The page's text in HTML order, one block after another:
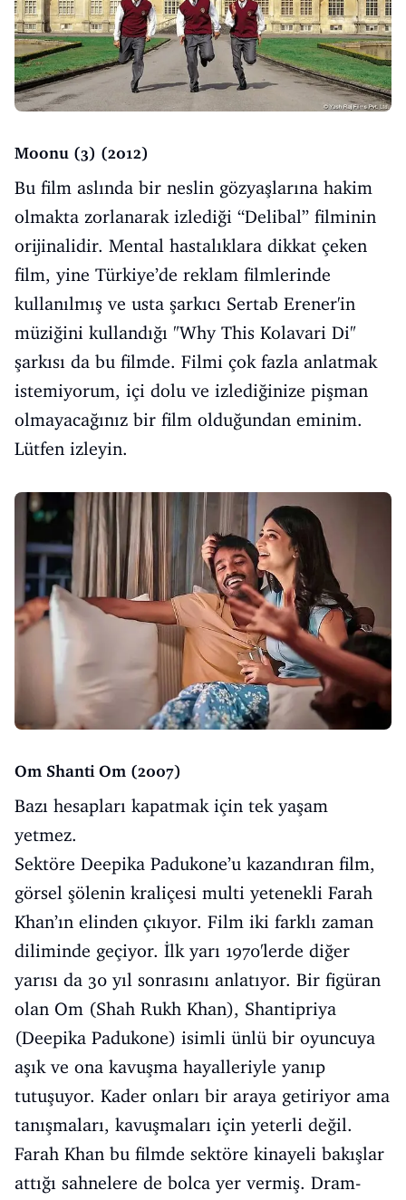
Moonu (3) (2012)
Bu film aslında bir neslin gözyaşlarına hakim
olmakta zorlanarak izlediği “Delibal” filminin
orijinalidir. Mental hastalıklara dikkat çeken
film, yine Türkiye’de reklam filmlerinde
kullanılmış ve usta şarkıcı Sertab Erener'in
müziğini kullandığı "Why This Kolavari Di"
şarkısı da bu filmde. Filmi çok fazla anlatmak
istemiyorum, içi dolu ve izlediğinize pişman
olmayacağınız bir film olduğundan eminim.
Lütfen izleyin.
Om Shanti Om (2007)
Bazı hesapları kapatmak için tek yaşam
yetmez.
Sektöre Deepika Padukone’u kazandıran film,
görsel şölenin kraliçesi multi yetenekli Farah
Khan’ın elinden çıkıyor. Film iki farklı zaman
diliminde geçiyor. İlk yarı 1970'lerde diğer
yarısı da 30 yıl sonrasını anlatıyor. Bir figüran
olan Om (Shah Rukh Khan), Shantipriya
(Deepika Padukone) isimli ünlü bir oyuncuya
aşık ve ona kavuşma hayalleriyle yanıp
tutuşuyor. Kader onları bir araya getiriyor ama
tanışmaları, kavuşmaları için yeterli değil.
Farah Khan bu filmde sektöre kinayeli bakışlar
attığı sahnelere de bolca yer vermiş. Dram-